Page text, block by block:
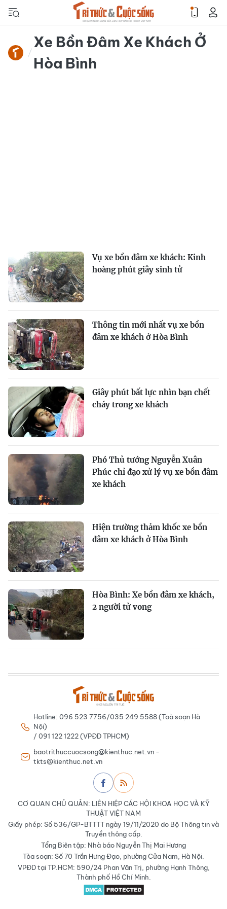
Xe Bồn Đâm Xe Khách Ở
Hòa Bình
Vụ xe bồn đâm xe khách: Kinh
hoàng phút giây sinh tử
Thông tin mới nhất vụ xe bồn
đâm xe khách ở Hòa Bình
Giây phút bất lực nhìn bạn chết
cháy trong xe khách
Phó Thủ tướng Nguyễn Xuân
Phúc chỉ đạo xử lý vụ xe bồn đâm
xe khách
Hiện trường thảm khốc xe bồn
đâm xe khách ở Hòa Bình
Hòa Bình: Xe bồn đâm xe khách,
2 người tử vong
Hotline: 096 523 7756/035 249 5588 (Toà soạn Hà
Nội)
/ 091 122 1222 (VPĐD TPHCM)
baotrithuccuocsong@kienthuc.net.vn -
tkts@kienthuc.net.vn
CƠ QUAN CHỦ QUẢN: LIÊN HIỆP CÁC HỘI KHOA HỌC VÀ KỸ
THUẬT VIỆT NAM
Giấy phép: Số 536/GP-BTTTT ngày 19/11/2020 do Bộ Thông tin và
Truyền thông cấp.
Tổng Biên tập: Nhà báo Nguyễn Thị Mai Hương
Tòa soạn: Số 70 Trần Hưng Đạo, phường Cửa Nam, Hà Nội.
VPĐD tại TP.HCM: 590/24 Phan Văn Trị, phường Hạnh Thông,
Thành phố Hồ Chí Minh.